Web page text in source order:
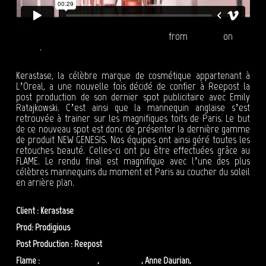
from
on
.
Kerastase, la célèbre marque de cosmétique appartenant à
L’Oreal, a une nouvelle fois décidé de confier à Reepost la
post production de son dernier spot publicitaire avec Emily
Ratajkowski. C’est ainsi que la mannequin anglaise s’est
retrouvée à trainer sur les magnifiques toits de Paris. Le but
de ce nouveau spot est donc de présenter la dernière gamme
de produit NEW GENESIS. Nos équipes ont ainsi géré toutes les
retouches beauté. Celles-ci ont pu être effectuées grâce au
FLAME. Le rendu final est magnifique avec l’une des plus
célèbres mannequins du moment et Paris au coucher du soleil
en arrière plan.
Client : Kerastase
Prod: Prodigious
Post Production : Reepost
Flame :
, , Anne Daurian,